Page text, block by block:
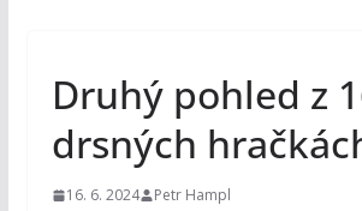
Druhý pohled z
drsných
16. 6. 2024 Petr Hampl